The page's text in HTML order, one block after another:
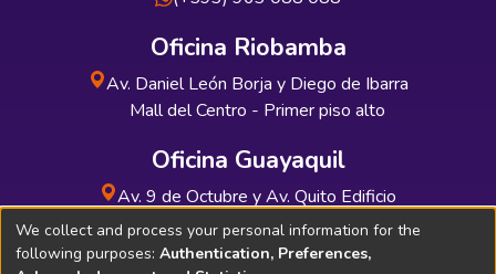
Oficina Riobamba
Av. Daniel León Borja y Diego de Ibarra
Mall del Centro - Primer piso alto
Oficina Guayaquil
Av. 9 de Octubre y Av. Quito Edificio
INDUAUTO - Planta baja
We collect and process your personal information for the
following purposes: Authentication, Preferences,